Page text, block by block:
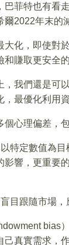
巴菲特也有看
爾2022年末的
大化，即使對
賺取更安全
，我們還是可
最優化利用資
心理偏差，包
特定數值為
影響，更重要
目跟隨市場
bias
真實需求，